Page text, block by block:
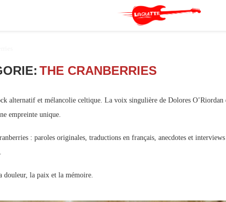
THE CRANBERRIES
alternatif et mélancolie celtique. La voix singulière de Dolores O’Riordan
empreinte unique.
: paroles originales, traductions en français, anecdotes et
douleur, la paix et la mémoire.